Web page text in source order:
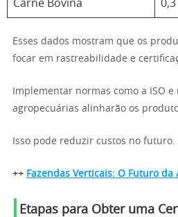
Carne Bovina 0,3
Esses dados mostram que os
focar em rastreabilidade e
Implementar normas como a ISO
agropecuárias alinharão os
Isso pode reduzir custos no futuro.
++ Fazendas Verticais: O Futuro
Etapas para Obter uma